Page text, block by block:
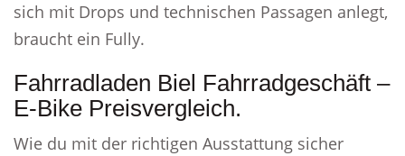
sich mit Drops und technischen Passagen anlegt,
braucht ein Fully.
Fahrradladen Biel Fahrradgeschäft –
E-Bike Preisvergleich.
Wie du mit der richtigen Ausstattung sicher